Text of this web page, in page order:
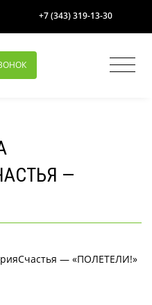
+7 (343) 319-13-30
—